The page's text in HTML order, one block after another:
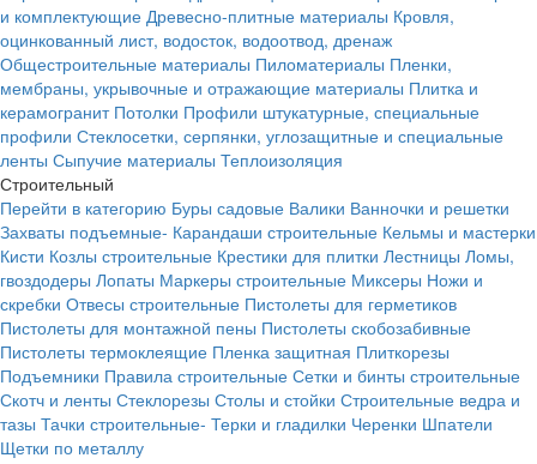
и комплектующие Древесно-плитные материалы Кровля,
оцинкованный лист, водосток, водоотвод, дренаж
Общестроительные материалы Пиломатериалы Пленки,
мембраны, укрывочные и отражающие материалы Плитка и
керамогранит Потолки Профили штукатурные, специальные
профили Стеклосетки, серпянки, углозащитные и специальные
ленты Сыпучие материалы Теплоизоляция
Строительный
Перейти в категорию Буры садовые Валики Ванночки и решетки
Захваты подъемные- Карандаши строительные Кельмы и мастерки
Кисти Козлы строительные Крестики для плитки Лестницы Ломы,
гвоздодеры Лопаты Маркеры строительные Миксеры Ножи и
скребки Отвесы строительные Пистолеты для герметиков
Пистолеты для монтажной пены Пистолеты скобозабивные
Пистолеты термоклеящие Пленка защитная Плиткорезы
Подъемники Правила строительные Сетки и бинты строительные
Скотч и ленты Стеклорезы Столы и стойки Строительные ведра и
тазы Тачки строительные- Терки и гладилки Черенки Шпатели
Щетки по металлу